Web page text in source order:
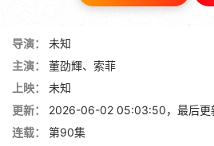
导演：
未知
主演：
董劭輝、索菲
上映：
未知
更新：
2026-06-02 05:03:50，最后更
连载：
第90集